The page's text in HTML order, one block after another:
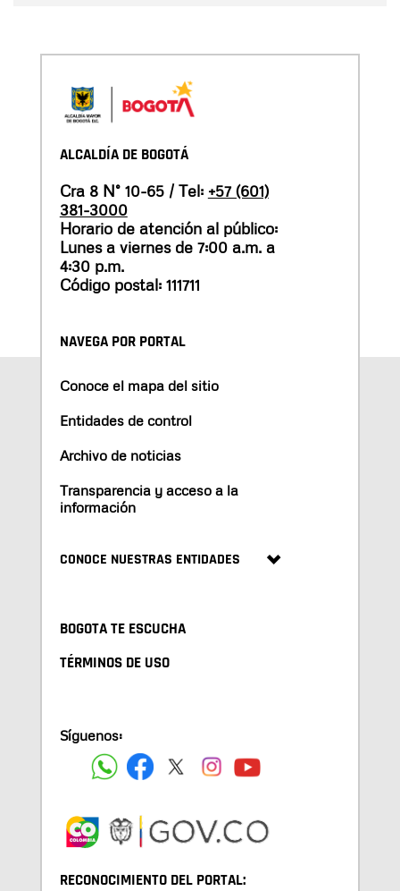
ALCALDÍA DE BOGOTÁ
Cra 8 N° 10-65 / Tel: +57 (601)
381-3000
Horario de atención al público:
Lunes a viernes de 7:00 a.m. a
4:30 p.m.
Código postal: 111711
NAVEGA POR PORTAL
Conoce el mapa del sitio
Entidades de control
Archivo de noticias
Transparencia y acceso a la
información
CONOCE NUESTRAS ENTIDADES
BOGOTA TE ESCUCHA
TÉRMINOS DE USO
Síguenos:
RECONOCIMIENTO DEL PORTAL: